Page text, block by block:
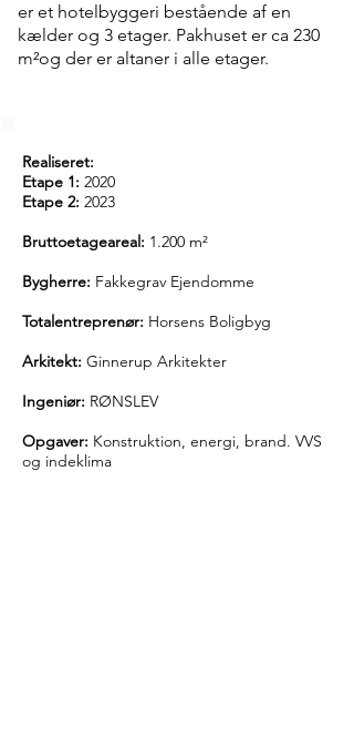
er et hotelbyggeri bestående af en
kælder og 3 etager. Pakhuset er ca 230
m²og der er altaner i alle etager.
Realiseret:
Etape 1: 2020
Etape 2: 2023
Bruttoetageareal: 1.200 m²
Bygherre: Fakkegrav Ejendomme
Totalentreprenør: Horsens Boligbyg
Arkitekt: Ginnerup Arkitekter
Ingeniør: RØNSLEV
Opgaver: Konstruktion, energi, brand. VVS
og indeklima